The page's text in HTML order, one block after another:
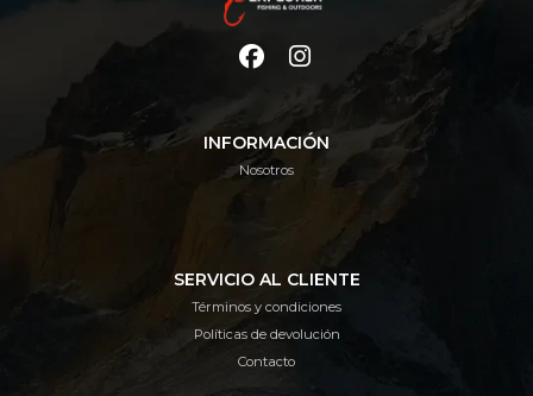
INFORMACIÓN
Nosotros
SERVICIO AL CLIENTE
Términos y condiciones
Políticas de devolución
Contacto